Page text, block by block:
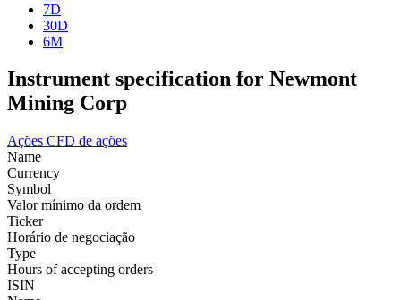
7D
30D
6M
Instrument specification for Newmont
Mining Corp
Ações CFD de ações
Name
Currency
Symbol
Valor mínimo da ordem
Ticker
Horário de negociação
Type
Hours of accepting orders
ISIN